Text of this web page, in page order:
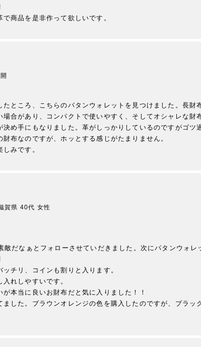
ところ、こちらのパタンウォレットを見つけました。長財
合があり、コンパクトで使いやすく、そしてオシャレな財
め手にもなりました。革がしっかりしているのですがゴ
布なのですが、ホッとする感じがたまりません。
みです。
賀県 40代 女性
だなぁとフォローさせていだきました。次にパタンウォ
チリ、コインも割りと入ります。
れしやすいです。
本当に良いお財布だと気に入りました！！
ました。ブラウンオレンジの色を購入したのですが、ブラ